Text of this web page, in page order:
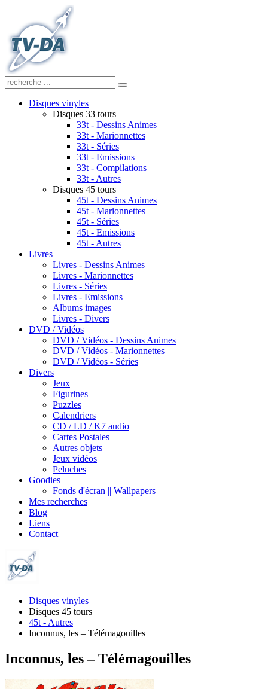
Disques vinyles
Disques 33 tours
33t - Dessins Animes
33t - Marionnettes
33t - Séries
33t - Emissions
33t - Compilations
33t - Autres
Disques 45 tours
45t - Dessins Animes
45t - Marionnettes
45t - Séries
45t - Emissions
45t - Autres
Livres
Livres - Dessins Animes
Livres - Marionnettes
Livres - Séries
Livres - Emissions
Albums images
Livres - Divers
DVD / Vidéos
DVD / Vidéos - Dessins Animes
DVD / Vidéos - Marionnettes
DVD / Vidéos - Séries
Divers
Jeux
Figurines
Puzzles
Calendriers
CD / LD / K7 audio
Cartes Postales
Autres objets
Jeux vidéos
Peluches
Goodies
Fonds d'écran || Wallpapers
Mes recherches
Blog
Liens
Contact
Disques vinyles
Disques 45 tours
45t - Autres
Inconnus, les – Télémagouilles
Inconnus, les – Télémagouilles